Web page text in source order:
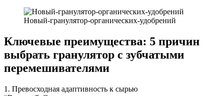
Новый-гранулятор-органических-удобрений
Ключевые преимущества: 5 причин
выбрать гранулятор с зубчатыми
перемешивателями
1. Превосходная адаптивность к сырью